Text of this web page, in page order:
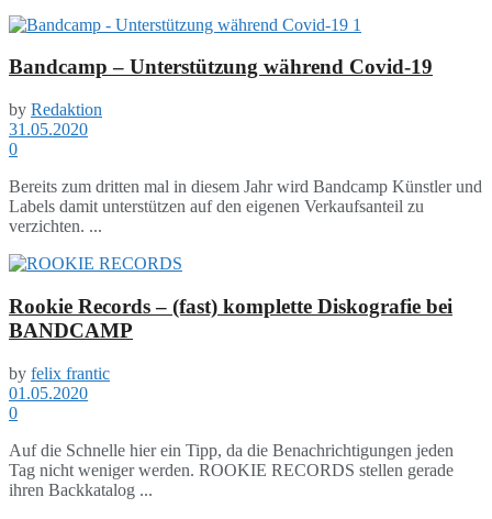
Bandcamp – Unterstützung während Covid-19
by Redaktion
31.05.2020
0
Bereits zum dritten mal in diesem Jahr wird Bandcamp Künstler und
Labels damit unterstützen auf den eigenen Verkaufsanteil zu
verzichten. ...
Rookie Records – (fast) komplette Diskografie bei
BANDCAMP
by felix frantic
01.05.2020
0
Auf die Schnelle hier ein Tipp, da die Benachrichtigungen jeden
Tag nicht weniger werden. ROOKIE RECORDS stellen gerade
ihren Backkatalog ...